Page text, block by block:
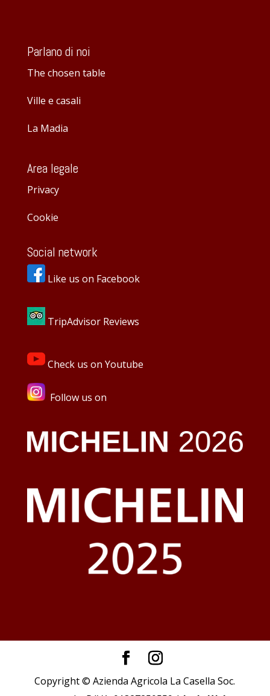
Parlano di noi
The chosen table
Ville e casali
La Madia
Area legale
Privacy
Cookie
Social network
Like us on Facebook
TripAdvisor Reviews
Check us on Youtube
Follow us on
Copyright © Azienda Agricola La Casella Soc.